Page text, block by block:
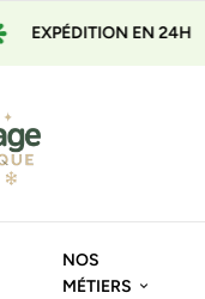
EN 24H
NOS
MÉTIERS